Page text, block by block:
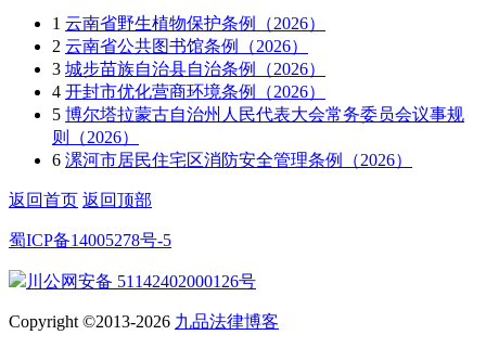
1 云南省野生植物保护条例（2026）
2 云南省公共图书馆条例（2026）
3 城步苗族自治县自治条例（2026）
4 开封市优化营商环境条例（2026）
5 博尔塔拉蒙古自治州人民代表大会常务委员会议事规
则（2026）
6 漯河市居民住宅区消防安全管理条例（2026）
返回首页 返回顶部
蜀ICP备14005278号-5
川公网安备 51142402000126号
Copyright ©2013-2026 九品法律博客